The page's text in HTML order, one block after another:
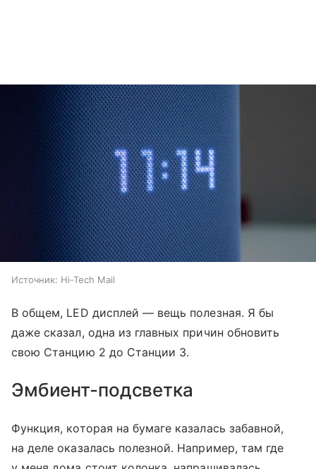
Источник: Hi-Tech Mail
В общем, LED дисплей — вещь полезная. Я бы
даже сказал, одна из главных причин обновить
свою Станцию 2 до Станции 3.
Эмбиент-подсветка
Функция, которая на бумаге казалась забавной,
на деле оказалась полезной. Например, там где